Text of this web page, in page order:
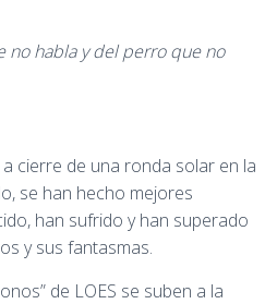
no habla y del perro que no
cierre de una ronda solar en la
se han hecho mejores
han sufrido y han superado
y sus fantasmas.
de LOES se suben a la